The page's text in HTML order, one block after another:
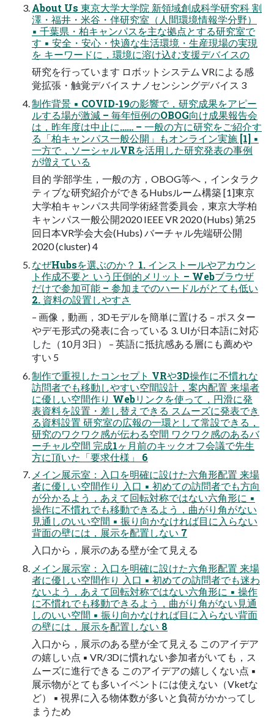
About Us 東京大学大学院 新領域創成科学研究科 割
澤・福井・米谷・伴研究室（人間環境情報学分野）
▪ 千葉県・柏キャンパスを主な拠点とする研究室で
す ▪ 安全・安心・快適な生活環境・生産現場の実現
を キーワードに，環境に溶け込む支援デバイスの
研究を行っています ロボットシステム VRによる感
覚拡張・触覚デバイス ナノセンシングデバイス 3
制作背景 ▪ COVID-19の影響で，研究成果をアピー
ルする場が激減 – 毎年恒例のOBOG向け成果報告会
は，昨年度は中止に…… – 一般の方に研究をご紹介す
る「柏キャンパス一般公開」もオンライン実施 [1] ▪
一方で，ソーシャルVRを活用した研究発表の事例
が増えている
目的 学部学生，一般の方，OBOG等へ，インタラク
ティブな研究紹介ができるHubsルーム構築 [1]東京
大学柏キャンパス共同学術経営委員会，東京大学柏
キャンパス一般公開2020 IEEE VR 2020 (Hubs) 第25
回日本VR学会大会(Hubs) バーチャル先端研公開
2020 (cluster) 4
なぜHubsを選ぶのか？ 1. インストールやアカウン
ト作成不要と いう圧倒的メリット – Webブラウザ
だけで参加可能 – 参加までのハードルがとても低い
2. 資料の設置しやすさ
– 画像，動画，3Dモデルを簡単に置ける – ポスター
やデモ形式の発表に合っている 3. UIが日本語に対応
した（10月3日） – 英語に抵抗感ある層にも薦めや
すい 5
制作で重視したコンセプト VRや3D操作に不慣れな
訪問者でも移動しやすい空間設計，案内配置 来場者
に優しい空間作り Webリンクを使って，円滑に発
表資料を設置・差し替えできる スムーズに発表でき
る資料設置 研究室の広報の一環として常設できる，
研究のワクワク感が伝わる空間 ワクワク感のあるバ
ーチャル空間 完成1ヶ月前のキックオフ会議で先生
方に頂いた「要求仕様」 6
メイン展示室：入口を明確に設けた六角形配置 来場
者に優しい空間作り 入口 ▪ 初めての訪問者でも方向
が分かるよう，あえて回転対称ではない六角形に ▪
操作に不慣れでも移動できるよう，曲がり角がない
見通しのいい空間 ▪ 振り向かなければ目に入らない
背面の壁には，展示を配置しない 7
入口から，展示のある壁が全て見える
メイン展示室：入口を明確に設けた六角形配置 来場
者に優しい空間作り 入口 ▪ 初めての訪問者でも迷わ
ないよう，あえて回転対称ではない六角形に ▪ 操作
に不慣れでも移動できるよう，曲がり角がない見通
しのいい空間 ▪ 振り向かなければ目に入らない背面
の壁には，展示を配置しない 8
入口から，展示のある壁が全て見える このアイデア
の嬉しい点 ▪ VR/3Dに慣れない参加者がいても，ス
ムーズに進行できる このアイデアの嬉しくない点 ▪
展示物がとても多いイベントには使えない（Vketな
ど） ▪ 視界に入る物体数が多いと負荷がかかってし
まうため